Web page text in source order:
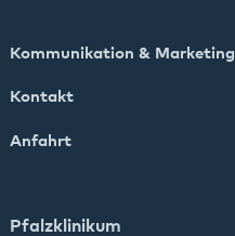
Kommunikation & Marketing
Kontakt
Anfahrt
Pfalzklinikum